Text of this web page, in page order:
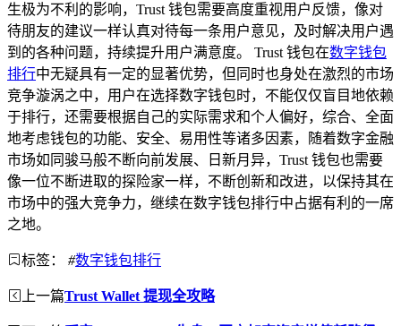
生极为不利的影响，Trust 钱包需要高度重视用户反馈，像对
待朋友的建议一样认真对待每一条用户意见，及时解决用户遇
到的各种问题，持续提升用户满意度。 Trust 钱包在数字钱包
排行中无疑具有一定的显著优势，但同时也身处在激烈的市场
竞争漩涡之中，用户在选择数字钱包时，不能仅仅盲目地依赖
于排行，还需要根据自己的实际需求和个人偏好，综合、全面
地考虑钱包的功能、安全、易用性等诸多因素，随着数字金融
市场如同骏马般不断向前发展、日新月异，Trust 钱包也需要
像一位不断进取的探险家一样，不断创新和改进，以保持其在
市场中的强大竞争力，继续在数字钱包排行中占据有利的一席
之地。
标签： #数字钱包排行
上一篇Trust Wallet 提现全攻略